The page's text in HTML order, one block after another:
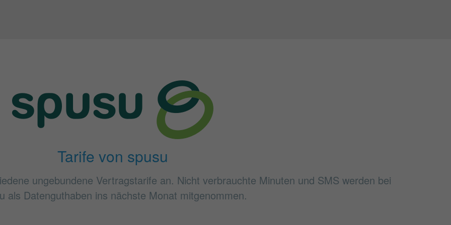
Tarife von spusu
ungebundene Vertragstarife an. Nicht verbrauchte Minuten und SMS werden bei
als Datenguthaben ins nächste Monat mitgenommen.